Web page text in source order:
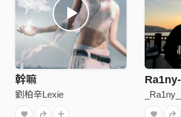
幹嘛
劉柏辛Lexie _Ra1ny__